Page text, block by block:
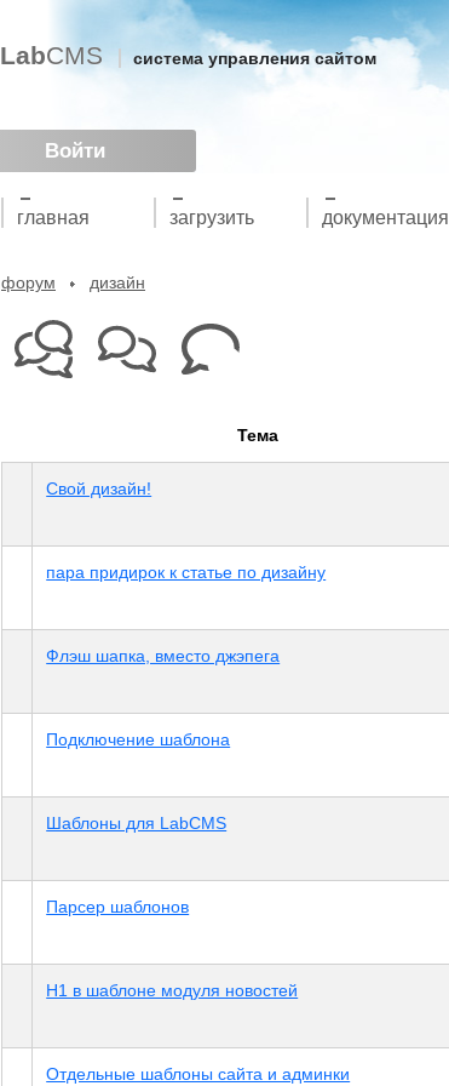
Войти
LabCMS система управления сайтом
главная загрузить документация
форум дизайн
Тема
Свой дизайн!
пара придирок к статье по дизайну
Флэш шапка, вместо джэпега
Подключение шаблона
Шаблоны для LabCMS
Парсер шаблонов
H1 в шаблоне модуля новостей
Отдельные шаблоны сайта и админки